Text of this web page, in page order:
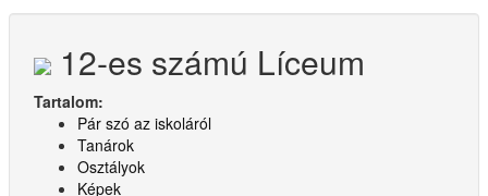
12-es számú Líceum
Tartalom:
Pár szó az iskoláról
Tanárok
Osztályok
Képek